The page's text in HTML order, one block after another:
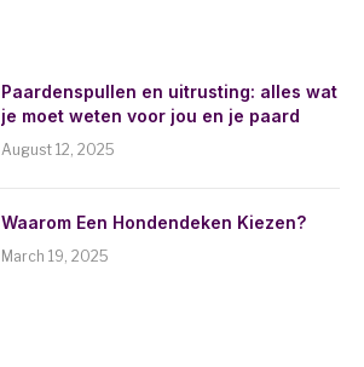
Paardenspullen en uitrusting: alles wat
je moet weten voor jou en je paard
August 12, 2025
Waarom Een Hondendeken Kiezen?
March 19, 2025